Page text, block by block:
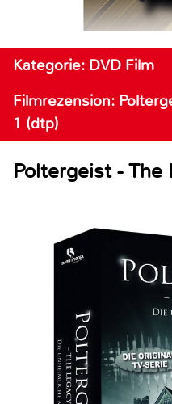
Kategorie: DVD Film
Filmrezension:
1 (dtp)
Poltergeist - The